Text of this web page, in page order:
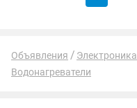
Объявления Электроника
Водонагреватели